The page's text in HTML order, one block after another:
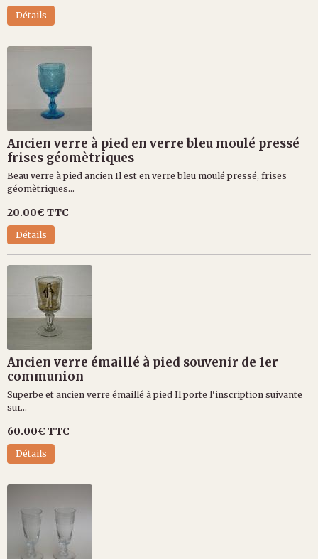
Détails
Ancien verre à pied en verre bleu moulé pressé
frises géomètriques
Beau verre à pied ancien Il est en verre bleu moulé pressé, frises
géomètriques...
20.00€ TTC
Détails
Ancien verre émaillé à pied souvenir de 1er
communion
Superbe et ancien verre émaillé à pied Il porte l'inscription suivante
sur...
60.00€ TTC
Détails